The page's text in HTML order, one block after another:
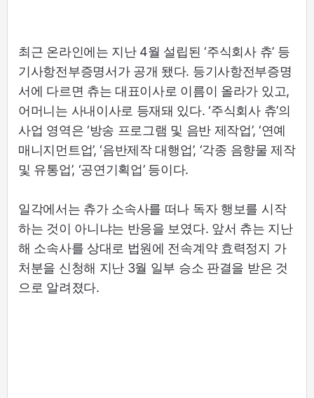
최근 온라인에는 지난 4월 설립된 ‘주식회사 츄’ 등
기사항전부증명서가 공개 됐다. 등기사항전부증명
서에 다르면 츄는 대표이사로 이름이 올라가 있고,
어머니는 사내이사로 등재돼 있다. ‘주식회사 츄’의
사업 영역은 ‘방송 프로그램 및 음반 제작업’, ‘연예
매니지먼트업’, ‘음반제작 대행업’, ‘각종 음향물 제작
및 유통업’, ‘공연기획업’ 등이다.
일각에서는 츄가 소속사를 떠나 독자 행보를 시작
하는 것이 아니냐는 반응을 보였다. 앞서 츄는 지난
해 소속사를 상대로 법원에 전속계약 효력정지 가
처분을 신청해 지난 3월 일부 승소 판결을 받은 것
으로 알려졌다.